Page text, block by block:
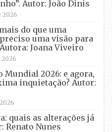
Autor: João Dinis
2026
do que uma
uma visão para
Joana Viveiro
2026
Mundial 2026: e agora,
inquietação? Autor:
quais as alterações já
Renato Nunes